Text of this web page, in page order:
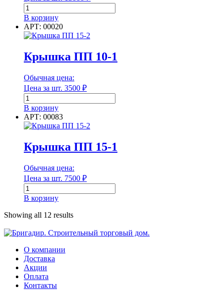
Расшифровка маркировки
Расшифровка маркировки
Размер
Размер
Размер упаковки
Размер упаковки
Размер ячейки
Разрывная нагрузка шва
Количество
товара
Кольцо
ПК
9
П/
с
перекрытием
В корзину
АРТ: 00020
Крышка ПП 10-1
Обычная цена:
Цена за шт. 3500 ₽
Количество
товара
Крышка
ПП
1
В корзину
АРТ: 00083
Крышка ПП 15-1
Обычная цена:
Цена за шт. 7500 ₽
Количество
товара
Крышка
ПП
1
В корзину
Showing all 12 results
О компании
Доставка
Акции
Оплата
Контакты